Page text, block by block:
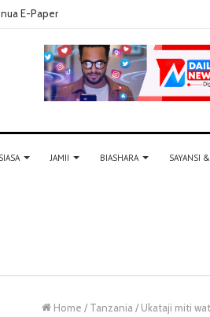
E-Paper
SIASA JAMII BIASHARA SAYANSI
Home / Tanzania / Ukataji miti